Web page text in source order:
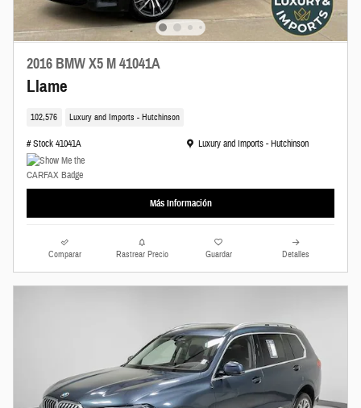
2016 BMW X5 M 41041A
Llame
102,576 Luxury and Imports - Hutchinson
# Stock 41041A Ubicación: Luxury and Imports - Hutchinson
Luxury and Imports - Hutchinson
Más Información
Comparar Rastrear Precio Guardar Detalles